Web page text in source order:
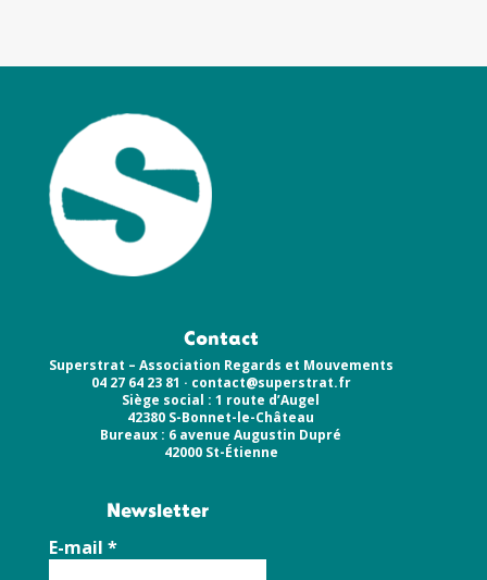
Contact
Superstrat – Association Regards et Mouvements
04 27 64 23 81 · contact@superstrat.fr
Siège social : 1 route d’Augel
42380 S-Bonnet-le-Château
Bureaux : 6 avenue Augustin Dupré
42000 St-Étienne
Newsletter
E-mail *